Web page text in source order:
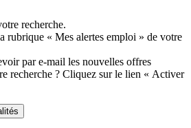
recherche.
rubrique « Mes alertes emploi » de votre
par e-mail les nouvelles offres
recherche ? Cliquez sur le lien « Activer